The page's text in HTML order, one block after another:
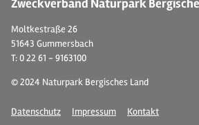
Zweckverband Naturpark
Moltkestraße 26
51643 Gummersbach
T: 0 22 61 - 9163100
© 2024 Naturpark Bergisches Land
Datenschutz Impressum Kontakt